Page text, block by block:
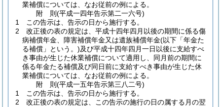
業補償については、なお従前の例による。
附 則(平成一四年告示第二一六号)
1
この告示は、告示の日から施行する。
2
改正後の表の規定は、平成十四年四月以後の期間に係る傷
病補償年金、障害補償年金又は遺族補償年金(以下「年金た
る補償」という。)及び平成十四年四月一日以後に支給すべ
き事由が生じた休業補償について適用し、同月前の期間に
係る年金たる補償及び同日前に支給すべき事由が生じた休
業補償については、なお従前の例による。
附 則(平成一五年告示第三八二号)
1
この告示は、告示の日から施行する。
2
改正後の表の規定は、この告示の施行の日の属する月の翌